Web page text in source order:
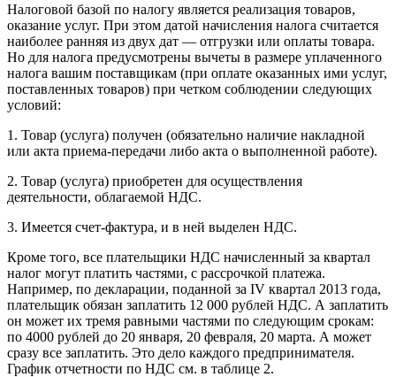
Налоговой базой по налогу является реализация товаров,
оказание услуг. При этом датой начисления налога считается
наиболее ранняя из двух дат — отгрузки или оплаты товара.
Но для налога предусмотрены вычеты в размере уплаченного
налога вашим поставщикам (при оплате оказанных ими услуг,
поставленных товаров) при четком соблюдении следующих
условий:
1. Товар (услуга) получен (обязательно наличие накладной
или акта приема-передачи либо акта о выполненной работе).
2. Товар (услуга) приобретен для осуществления
деятельности, облагаемой НДС.
3. Имеется счет-фактура, и в ней выделен НДС.
Кроме того, все плательщики НДС начисленный за квартал
налог могут платить частями, с рассрочкой платежа.
Например, по декларации, поданной за IV квартал 2013 года,
плательщик обязан заплатить 12 000 рублей НДС. А заплатить
он может их тремя равными частями по следующим срокам:
по 4000 рублей до 20 января, 20 февраля, 20 марта. А может
сразу все заплатить. Это дело каждого предпринимателя.
График отчетности по НДС см. в таблице 2.